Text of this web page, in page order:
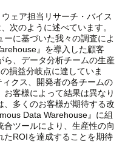
ェア担当リサーチ・バイス
次のように述べています。
ーに基づいた我々の調査によ
』を導入した顧客
ら、データ分析チームの生産
損益分岐点に達していま
クス、開発者の各チームの
客様によって結果は異なり
、多くのお客様が期待する改
Data Warehouse』に組
ツールにより、生産性の向
たROIを達成することを期待